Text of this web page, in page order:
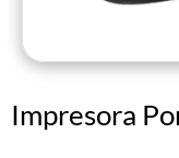
Impresora